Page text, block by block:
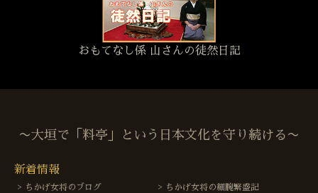
おもてなし係 山さんの徒然日記
〜大垣で「料亭」という日本文化を守り続ける〜
新着情報
ちかげ女将のブログ
ちかげ女将の細腕繁盛記